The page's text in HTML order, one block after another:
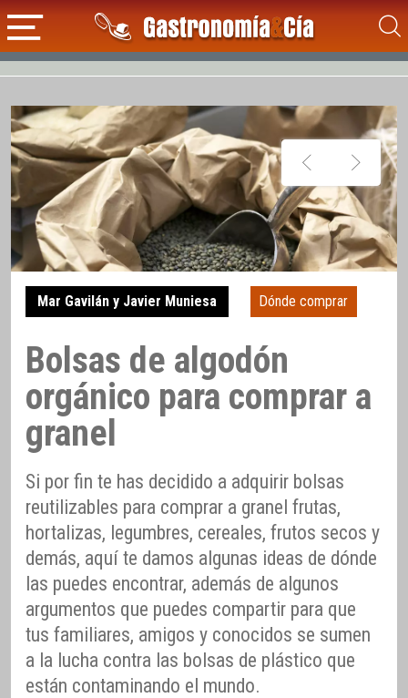
Mar Gavilán y Javier Muniesa Dónde comprar
Bolsas de algodón
orgánico para comprar a
granel
Si por fin te has decidido a adquirir bolsas
reutilizables para comprar a granel frutas,
hortalizas, legumbres, cereales, frutos secos y
demás, aquí te damos algunas ideas de dónde
las puedes encontrar, además de algunos
argumentos que puedes compartir para que
tus familiares, amigos y conocidos se sumen
a la lucha contra las bolsas de plástico que
están contaminando el mundo.